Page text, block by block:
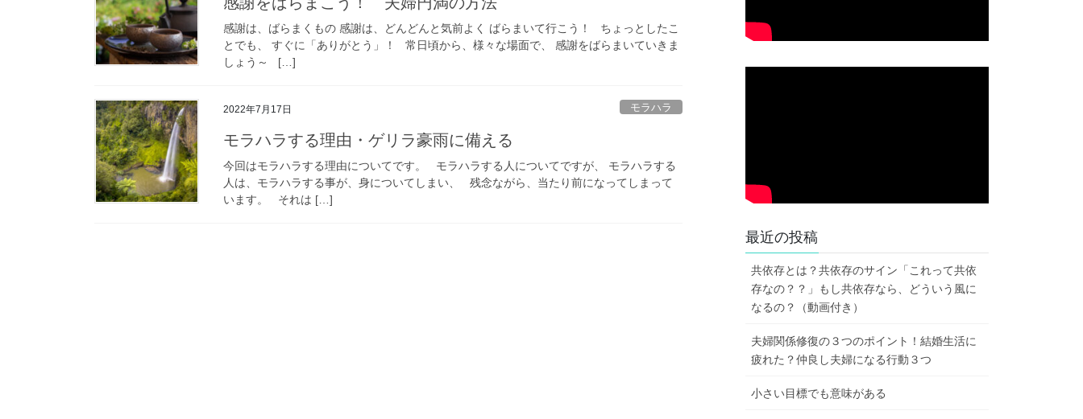
感謝は、ばらまくもの 感謝は、どんどんと気前よく ばらまいて行こう！ ちょっとしたこ
とでも、 すぐに「ありがとう」！ 常日頃から、様々な場面で、 感謝をばらまいていきま
しょう～ […]
2022年7月17日 モラハラ
モラハラする理由・ゲリラ豪雨に備える
今回はモラハラする理由についてです。 モラハラする人についてですが、 モラハラする
人は、モラハラする事が、身についてしまい、 残念ながら、当たり前になってしまって
います。 それは […]
最近の投稿
共依存とは？共依存のサイン「これって共依
存なの？？」もし共依存なら、どういう風に
なるの？（動画付き）
夫婦関係修復の３つのポイント！結婚生活に
疲れた？仲良し夫婦になる行動３つ
小さい目標でも意味がある